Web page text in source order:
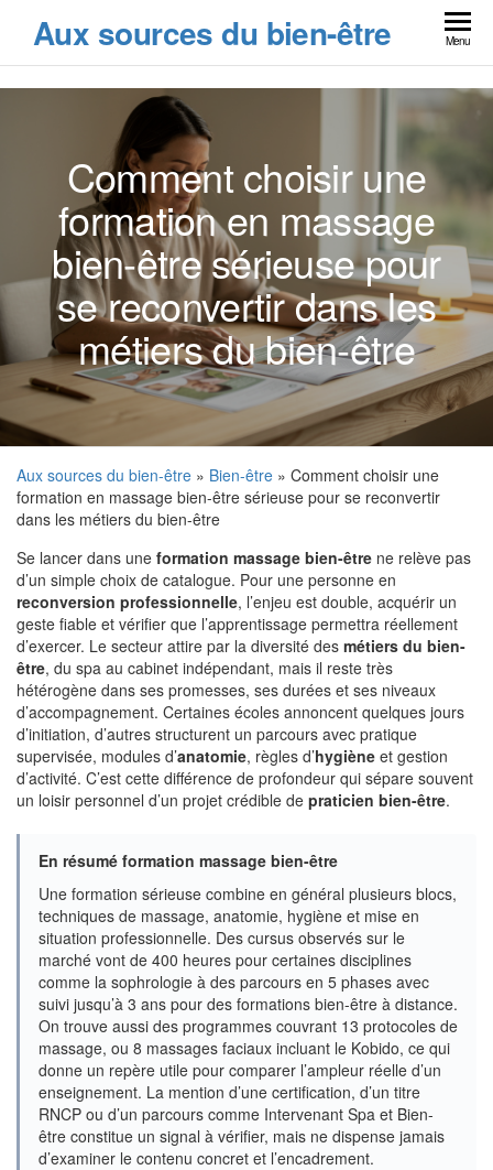
Aux sources du bien-être Menu
Comment choisir une
formation en massage
bien-être sérieuse pour
se reconvertir dans les
métiers du bien-être
Aux sources du bien-être » Bien-être » Comment choisir une
formation en massage bien-être sérieuse pour se reconvertir
dans les métiers du bien-être
Se lancer dans une formation massage bien-être ne relève pas
d’un simple choix de catalogue. Pour une personne en
reconversion professionnelle, l’enjeu est double, acquérir un
geste fiable et vérifier que l’apprentissage permettra réellement
d’exercer. Le secteur attire par la diversité des métiers du bien-
être, du spa au cabinet indépendant, mais il reste très
hétérogène dans ses promesses, ses durées et ses niveaux
d’accompagnement. Certaines écoles annoncent quelques jours
d’initiation, d’autres structurent un parcours avec pratique
supervisée, modules d’anatomie, règles d’hygiène et gestion
d’activité. C’est cette différence de profondeur qui sépare souvent
un loisir personnel d’un projet crédible de praticien bien-être.
En résumé formation massage bien-être
Une formation sérieuse combine en général plusieurs blocs,
techniques de massage, anatomie, hygiène et mise en
situation professionnelle. Des cursus observés sur le
marché vont de 400 heures pour certaines disciplines
comme la sophrologie à des parcours en 5 phases avec
suivi jusqu’à 3 ans pour des formations bien-être à distance.
On trouve aussi des programmes couvrant 13 protocoles de
massage, ou 8 massages faciaux incluant le Kobido, ce qui
donne un repère utile pour comparer l’ampleur réelle d’un
enseignement. La mention d’une certification, d’un titre
RNCP ou d’un parcours comme Intervenant Spa et Bien-
être constitue un signal à vérifier, mais ne dispense jamais
d’examiner le contenu concret et l’encadrement.